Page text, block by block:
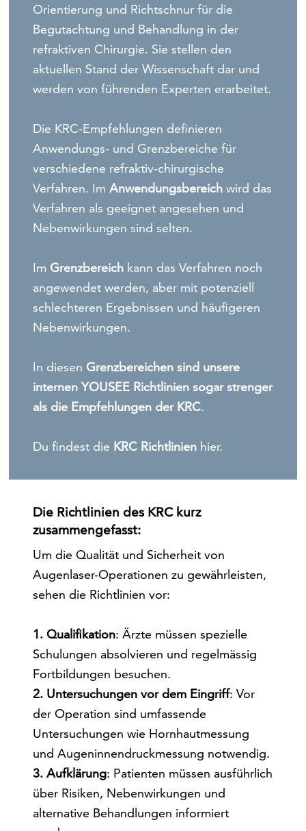
Orientierung und Richtschnur für die
Begutachtung und Behandlung in der
refraktiven Chirurgie. Sie stellen den
aktuellen Stand der Wissenschaft dar und
werden von führenden Experten erarbeitet.
Die KRC-Empfehlungen definieren
Anwendungs- und Grenzbereiche für
verschiedene refraktiv-chirurgische
Verfahren. ImAnwendungsbereich wird das
Verfahren als geeignet angesehen und
Nebenwirkungen sind selten.
Im Grenzbereich kann das Verfahren noch
angewendet werden, aber mit potenziell
schlechteren Ergebnissen und häufigeren
Nebenwirkungen.
In diesen Grenzbereichen sind unsere
internen YOUSEE Richtlinien sogar strenger
als die Empfehlungen der KRC.
Du findest die KRC Richtlinien hier.
Die Richtlinien des KRC kurz
zusammengefasst:
Um die Qualität und Sicherheit von
Augenlaser-Operationen zu gewährleisten,
sehen die Richtlinien vor:
1. Qualifikation: Ärzte müssen spezielle
Schulungen absolvieren und regelmässig
Fortbildungen besuchen.
2. Untersuchungen vor dem Eingriff: Vor
der Operation sind umfassende
Untersuchungen wie Hornhautmessung
und Augeninnendruckmessung notwendig.
3. Aufklärung: Patienten müssen ausführlich
über Risiken, Nebenwirkungen und
alternative Behandlungen informiert